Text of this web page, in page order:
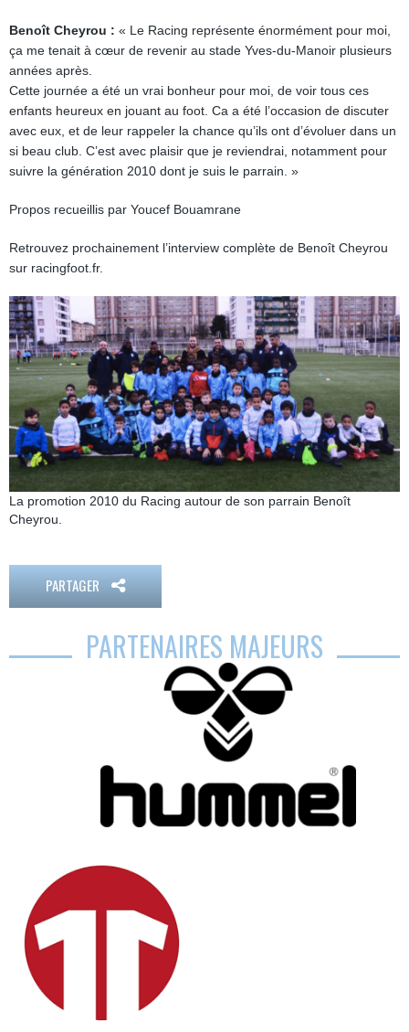
Benoît Cheyrou : « Le Racing représente énormément pour moi,
ça me tenait à cœur de revenir au stade Yves-du-Manoir plusieurs
années après.
Cette journée a été un vrai bonheur pour moi, de voir tous ces
enfants heureux en jouant au foot. Ca a été l’occasion de discuter
avec eux, et de leur rappeler la chance qu’ils ont d’évoluer dans un
si beau club. C’est avec plaisir que je reviendrai, notamment pour
suivre la génération 2010 dont je suis le parrain. »
Propos recueillis par Youcef Bouamrane
Retrouvez prochainement l’interview complète de Benoît Cheyrou
sur racingfoot.fr.
La promotion 2010 du Racing autour de son parrain Benoît
Cheyrou.
PARTAGER
PARTENAIRES MAJEURS